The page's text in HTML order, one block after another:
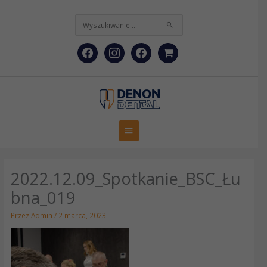
Szukaj
dla:
Główne
menu
2022.12.09_Spotkanie_BSC_Łu
bna_019
PrzezAdmin/ 2 marca, 2023